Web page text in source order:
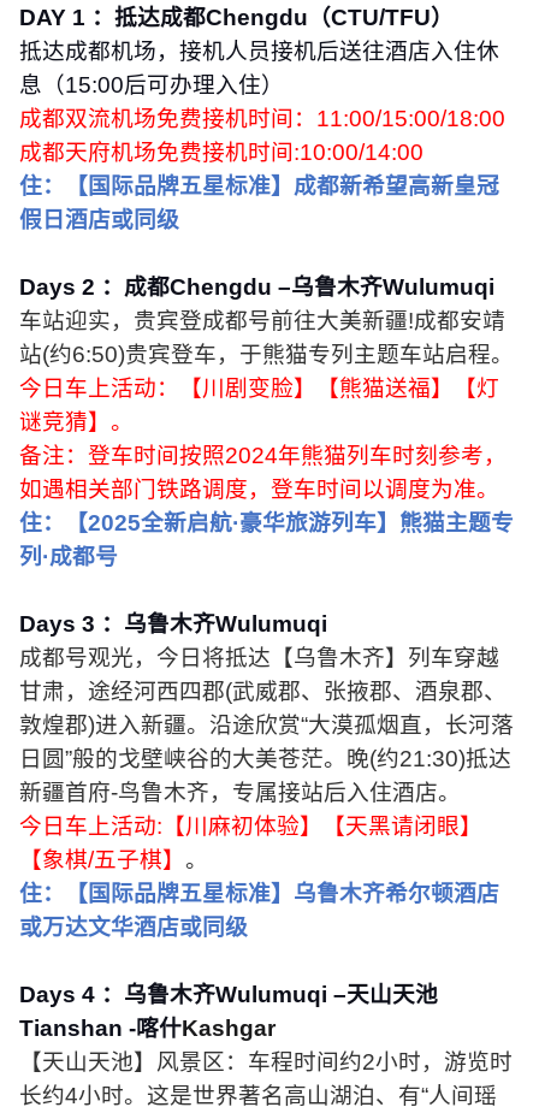
DAY 1 ：抵达成都Chengdu （CTU/TFU）
抵达成都机场，接机人员接机后送往酒店入住休
息（15:00后可办理入住）
成都双流机场免费接机时间： 11:00/15:00/18:00
成都天府机场免费接机时间:10:00/14:00
住：【国际品牌五星标准】成都新希望高新皇冠
假日酒店或同级
Days 2 ：成都Chengdu –乌鲁木齐Wulumuqi
车站迎实，贵宾登成都号前往大美新疆!成都安靖
站(约6:50)贵宾登车，于熊猫专列主题车站启程。
今日车上活动：【川剧变脸】【熊猫送福】【灯
谜竞猜】。
备注：登车时间按照2024年熊猫列车时刻参考，
如遇相关部门铁路调度，登车时间以调度为准。
住：【2025全新启航·豪华旅游列车】熊猫主题专
列·成都号
Days 3 ：乌鲁木齐Wulumuqi
成都号观光，今日将抵达【乌鲁木齐】列车穿越
甘肃，途经河西四郡(武威郡、张掖郡、酒泉郡、
敦煌郡)进入新疆。沿途欣赏“大漠孤烟直，长河落
日圆”般的戈壁峡谷的大美苍茫。晚(约21:30)抵达
新疆首府-鸟鲁木齐，专属接站后入住酒店。
今日车上活动: 【川麻初体验】【天黑请闭眼】
【象棋/五子棋】 。
住：【国际品牌五星标准】乌鲁木齐希尔顿酒店
或万达文华酒店或同级
Days 4 ：乌鲁木齐Wulumuqi –天山天池
Tianshan -喀什Kashgar
【天山天池】风景区：车程时间约2小时，游览时
长约4小时。这是世界著名高山湖泊、有“人间瑶